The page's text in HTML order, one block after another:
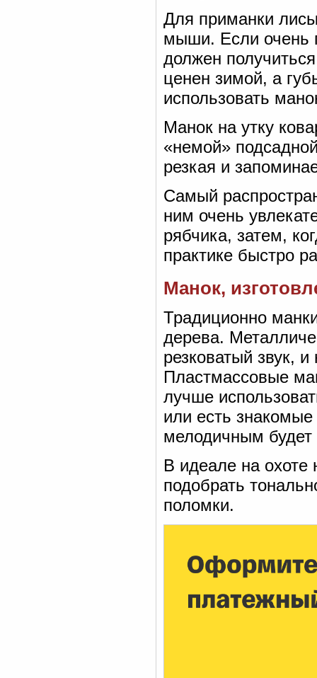
Для приманки
мыши. Если очень
должен
ценен зимой, а
использовать
Манок на утку
«немой»
резкая и
Самый
ним очень
рябчика, затем,
практике быстро
Манок,
Традиционно
дерева.
резковатый звук,
Пластмассовые
лучше
или есть
мелодичным будет
В идеале на охоте
подобрать
поломки.